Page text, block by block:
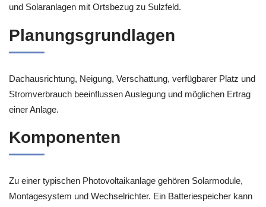
und Solaranlagen mit Ortsbezug zu Sulzfeld.
Planungsgrundlagen
Dachausrichtung, Neigung, Verschattung, verfügbarer Platz und
Stromverbrauch beeinflussen Auslegung und möglichen Ertrag
einer Anlage.
Komponenten
Zu einer typischen Photovoltaikanlage gehören Solarmodule,
Montagesystem und Wechselrichter. Ein Batteriespeicher kann